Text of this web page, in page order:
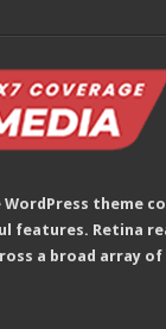
theme
features. Retina
a broad array